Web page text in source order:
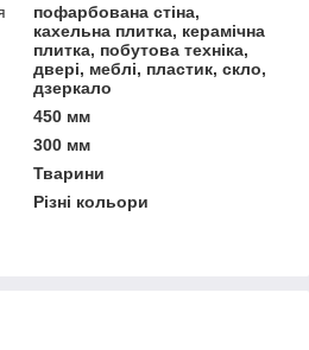
пофарбована стіна,
кахельна плитка, керамічна
плитка, побутова техніка,
двері, меблі, пластик, скло,
дзеркало
450 мм
300 мм
Тварини
Різні кольори